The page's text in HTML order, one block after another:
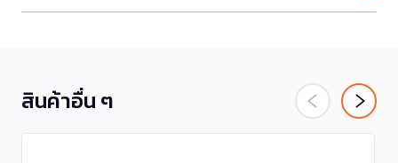
สินค้าอื่น ๆ